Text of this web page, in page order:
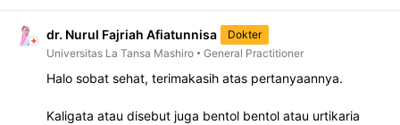
dr. Nurul Fajriah Afiatunnisa
Dokter
Universitas La Tansa Mashiro
General Practitioner
Halo sobat sehat, terimakasih atas pertanyaannya.
Kaligata atau disebut juga bentol bentol atau urtikaria